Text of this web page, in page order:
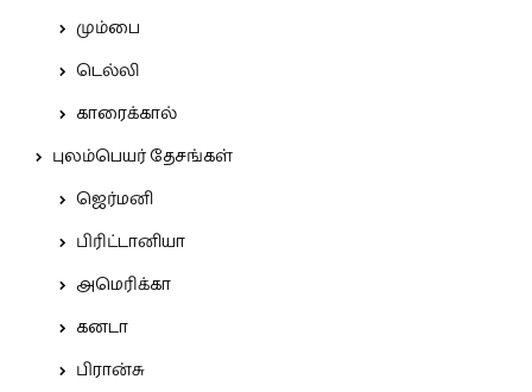
மும்பை
டெல்லி
காரைக்கால்
புலம்பெயர் தேசங்கள்
ஜெர்மனி
பிரிட்டானியா
அமெரிக்கா
கனடா
பிரான்சு